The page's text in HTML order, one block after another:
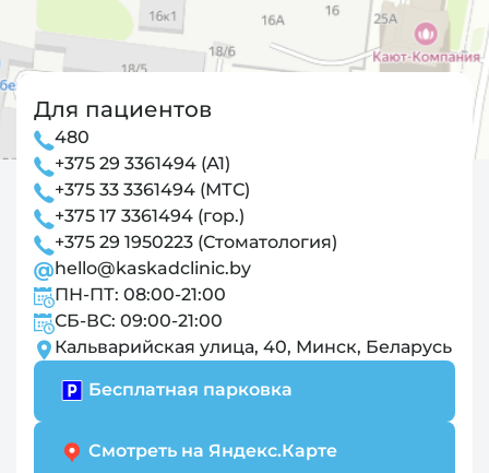
Для пациентов
480
+375 29 3361494 (А1)
+375 33 3361494 (МТС)
+375 17 3361494 (гор.)
+375 29 1950223 (Стоматология)
hello@kaskadclinic.by
ПН-ПТ: 08:00-21:00
СБ-ВС: 09:00-21:00
Кальварийская улица, 40, Минск, Беларусь
Бесплатная парковка
Смотреть на Яндекс.Карте